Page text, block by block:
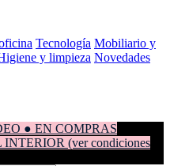
Tecnología Mobiliario y
y limpieza Novedades
● EN COMPRAS
(ver condiciones